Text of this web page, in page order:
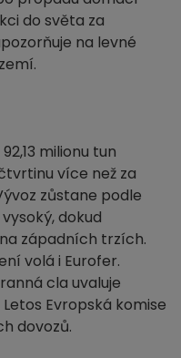
do světa za
na levné
milionu tun
více než za
zůstane podle
dokud
západních trzích.
volá i Eurofer.
cla uvaluje
Evropská komise
dovozů.